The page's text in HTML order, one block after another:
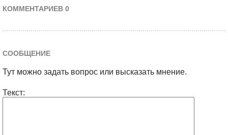
КОММЕНТАРИЕВ 0
СООБЩЕНИЕ
Тут можно задать вопрос или высказать мнение.
Текст: